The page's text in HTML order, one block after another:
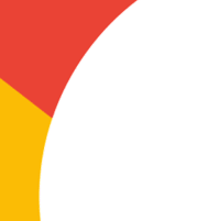
Notas
La Sole en Cadena 3